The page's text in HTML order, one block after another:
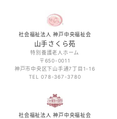
社会福祉法人 神戸中央福祉会
山手さくら苑
特別養護老人ホーム
〒650-0011
神戸市中央区下山手通7丁目1-16
TEL 078-367-3780
社会福祉法人 神戸中央福祉会